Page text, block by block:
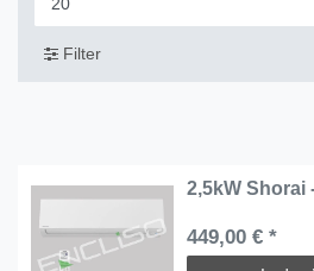
Filter
2,5kW Shorai
449,00 € *